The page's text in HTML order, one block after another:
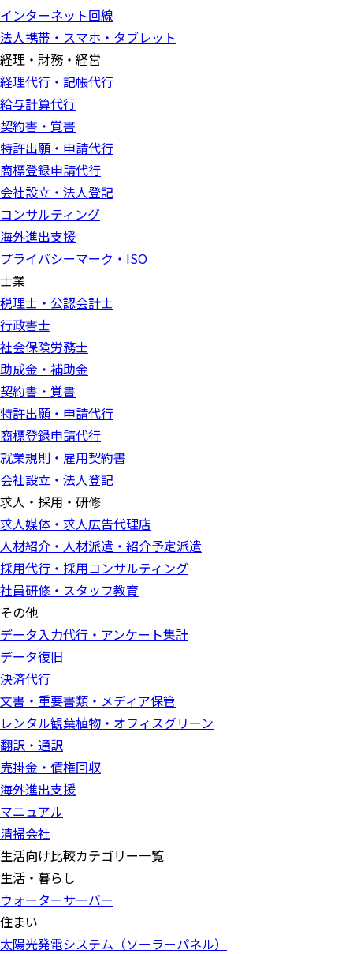
インターネット回線
法人携帯・スマホ・タブレット
経理・財務・経営
経理代行・記帳代行
給与計算代行
契約書・覚書
特許出願・申請代行
商標登録申請代行
会社設立・法人登記
コンサルティング
海外進出支援
プライバシーマーク・ISO
士業
税理士・公認会計士
行政書士
社会保険労務士
助成金・補助金
契約書・覚書
特許出願・申請代行
商標登録申請代行
就業規則・雇用契約書
会社設立・法人登記
求人・採用・研修
求人媒体・求人広告代理店
人材紹介・人材派遣・紹介予定派遣
採用代行・採用コンサルティング
社員研修・スタッフ教育
その他
データ入力代行・アンケート集計
データ復旧
決済代行
文書・重要書類・メディア保管
レンタル観葉植物・オフィスグリーン
翻訳・通訳
売掛金・債権回収
海外進出支援
マニュアル
清掃会社
生活向け比較カテゴリー一覧
生活・暮らし
ウォーターサーバー
住まい
太陽光発電システム（ソーラーパネル）